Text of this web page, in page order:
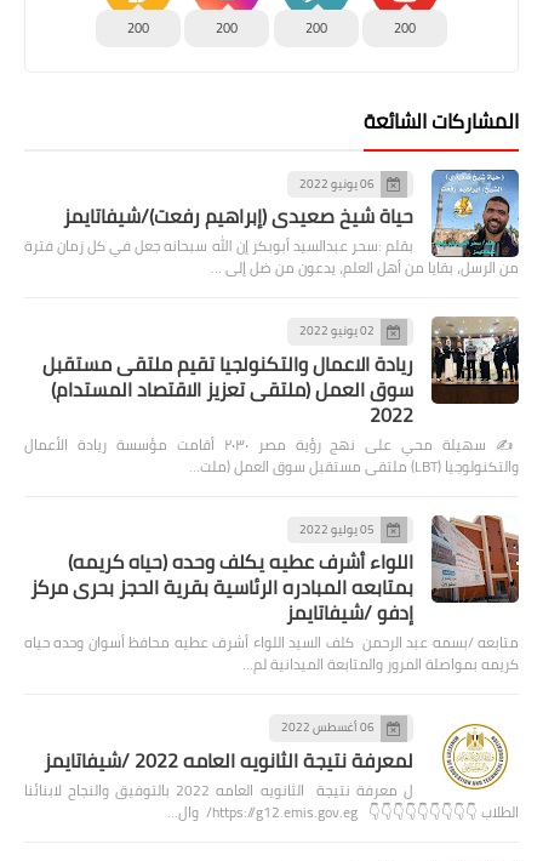
200
200
200
200
المشاركات الشائعة
06 يونيو 2022
حياة شيخ صعيدى (إبراهيم رفعت)/شيفاتايمز
بقلم :سحر عبدالسيد أبوبكر إن الله سبحانه جعل في كل زمان فترة
من الرسل، بقايا من أهل العلم، يدعون من ضل إلى …
02 يونيو 2022
ريادة الاعمال والتكنولجيا تقيم ملتقى مستقبل
سوق العمل (ملتقى تعزيز الاقتصاد المستدام)
2022
✍️ سهيلة محي على نهج رؤية مصر ٢٠٣٠ أقامت مؤسسة ريادة الأعمال
والتكنولوجيا (LBT) ملتقى مستقبل سوق العمل (ملت…
05 يوليو 2022
اللواء أشرف عطيه يكلف وحده (حياه كريمه)
بمتابعه المبادره الرئاسية بقرية الحجز بحرى مركز
إدفو /شيفاتايمز
متابعه /بسمه عبد الرحمن كلف السيد اللواء أشرف عطيه محافظ أسوان وحده حياه
كريمه بمواصلة المرور والمتابعة الميدانية لم…
06 أغسطس 2022
لمعرفة نتيجة الثانويه العامه 2022 /شيفاتايمز
ل معرفة نتيجة الثانويه العامه 2022 بالتوفيق والنجاح لابنائنا
الطلاب 👇👇👇👇👇👇👇👇👇 https://g12.emis.gov.eg/ وال…